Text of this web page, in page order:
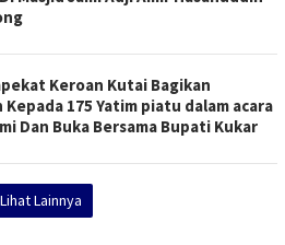
Keroan Kutai Bagikan
175 Yatim piatu dalam acara
Dan Buka Bersama Bupati Kukar
Lihat Lainnya